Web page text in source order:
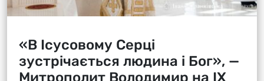
«В Ісусовому Серці
зустрічається людина і Бог», —
Митрополит Володимир на ІХ